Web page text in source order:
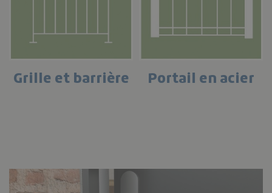
Grille et barrière Portail en acier